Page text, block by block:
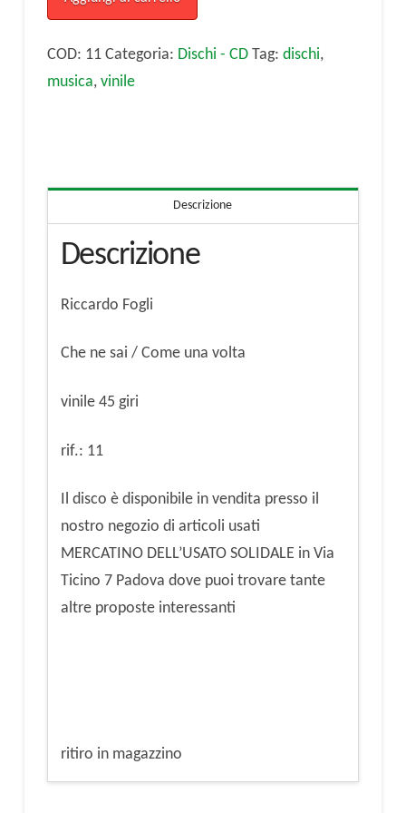
ne
sai
45
COD: 11 Categoria: Dischi - CD Tag: dischi,
musica, vinile
Descrizione
Descrizione
Riccardo Fogli
Che ne sai / Come una volta
vinile 45 giri
rif.: 11
Il disco è disponibile in vendita presso il
nostro negozio di articoli usati
MERCATINO DELL’USATO SOLIDALE in Via
Ticino 7 Padova dove puoi trovare tante
altre proposte interessanti
ritiro in magazzino